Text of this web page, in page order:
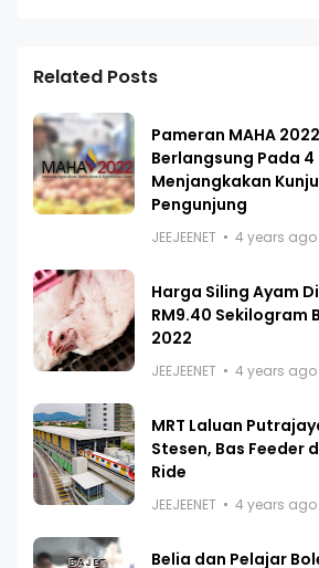
Related Posts
Pameran MAHA
Berlangsung Pada 4
Menjangkakan
Pengunjung
JEEJEENET 4 years ago
Harga Siling Ayam
RM9.40 Sekilogram
2022
JEEJEENET 4 years ago
MRT Laluan
Stesen, Bas Feeder
Ride
JEEJEENET 4 years ago
Belia dan Pelajar